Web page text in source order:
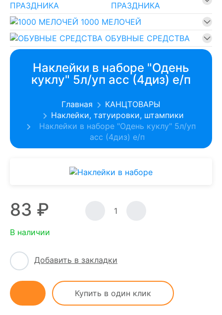
ПРАЗДНИКА
1000 МЕЛОЧЕЙ
ОБУВНЫЕ СРЕДСТВА
Наклейки в наборе "Одень
куклу" 5л/уп асс (4диз) е/п
Главная
КАНЦТОВАРЫ
Наклейки, татуировки, штампики
Наклейки в наборе "Одень куклу" 5л/уп
асс (4диз) е/п
83 ₽
В наличии
Добавить в закладки
Купить в один клик